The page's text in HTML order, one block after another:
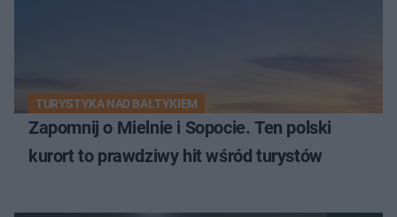
TURYSTYKA NAD BAŁTYKIEM
Zapomnij o Mielnie i Sopocie. Ten polski
kurort to prawdziwy hit wśród turystów